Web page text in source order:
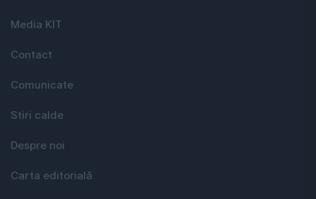
Media KIT
Contact
Comunicate
Stiri calde
Despre noi
Carta editorială